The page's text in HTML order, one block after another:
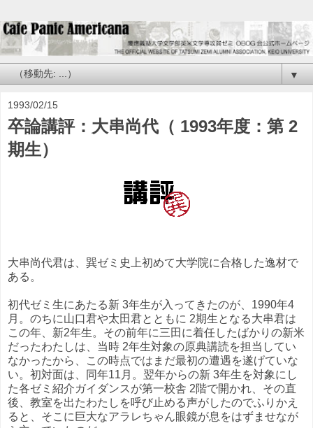
▼
1993/02/15
卒論講評：大串尚代（ 1993年度：第 2
期生）
大串尚代君は、巽ゼミ史上初めて大学院に合格した逸材で
ある。
初代ゼミ生にあたる新 3年生が入ってきたのが、1990年4
月。のちに山口君や太田君とともに 2期生となる大串君は
この年、新2年生。その前年に三田に着任したばかりの新米
だったわたしは、当時 2年生対象の原典講読を担当してい
なかったから、この時点ではまだ最初の遭遇を遂げていな
い。初対面は、同年11月。翌年からの新 3年生を対象にし
た各ゼミ紹介ガイダンスが第一校舎 2階で開かれ、その直
後、教室を出たわたしを呼び止める声がしたのでふりかえ
ると、そこに巨大なアラレちゃん眼鏡が息をはずませなが